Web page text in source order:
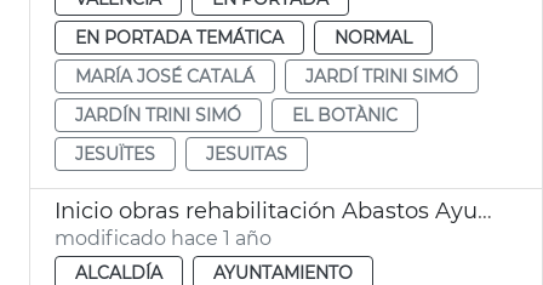
EN PORTADA TEMÁTICA
NORMAL
MARÍA JOSÉ CATALÁ
JARDÍ TRINI SIMÓ
JARDÍN TRINI SIMÓ
EL BOTÀNIC
JESUÏTES
JESUITAS
Inicio obras rehabilitación Abastos Ayuntamiento València
modificado hace 1 año
ALCALDÍA
AYUNTAMIENTO